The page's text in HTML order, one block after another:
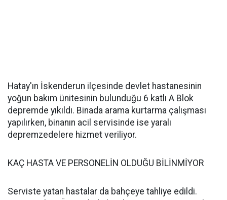
Hatay'ın İskenderun ilçesinde devlet hastanesinin
yoğun bakım ünitesinin bulunduğu 6 katlı A Blok
depremde yıkıldı. Binada arama kurtarma çalışması
yapılırken, binanın acil servisinde ise yaralı
depremzedelere hizmet veriliyor.
KAÇ HASTA VE PERSONELİN OLDUĞU BİLİNMİYOR
Serviste yatan hastalar da bahçeye tahliye edildi.